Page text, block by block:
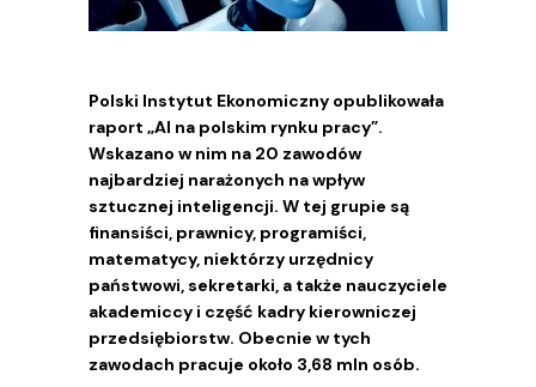
Polski Instytut Ekonomiczny opublikowała
raport „AI na polskim rynku pracy”.
Wskazano w nim na 20 zawodów
najbardziej narażonych na wpływ
sztucznej inteligencji. W tej grupie są
finansiści, prawnicy, programiści,
matematycy, niektórzy urzędnicy
państwowi, sekretarki, a także nauczyciele
akademiccy i część kadry kierowniczej
przedsiębiorstw. Obecnie w tych
zawodach pracuje około 3,68 mln osób.